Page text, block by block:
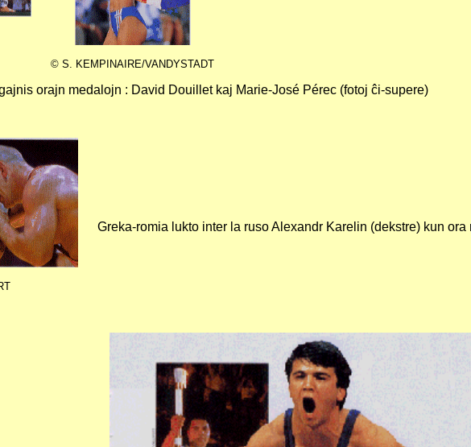
© S. KEMPINAIRE/VANDYSTADT
orajn medalojn : David Douillet kaj Marie-José Pérec (fotoj ĉi-supere)
Greka-romia lukto inter la ruso Alexandr Karelin (dekstre) kun